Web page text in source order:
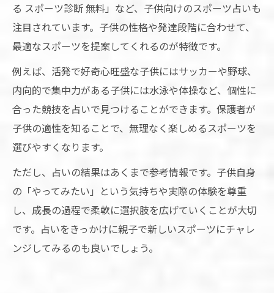
る スポーツ診断 無料」など、子供向けのスポーツ占いも
注目されています。子供の性格や発達段階に合わせて、
最適なスポーツを提案してくれるのが特徴です。
例えば、活発で好奇心旺盛な子供にはサッカーや野球、
内向的で集中力がある子供には水泳や体操など、個性に
合った競技を占いで見つけることができます。保護者が
子供の適性を知ることで、無理なく楽しめるスポーツを
選びやすくなります。
ただし、占いの結果はあくまで参考情報です。子供自身
の「やってみたい」という気持ちや実際の体験を尊重
し、成長の過程で柔軟に選択肢を広げていくことが大切
です。占いをきっかけに親子で新しいスポーツにチャレ
ンジしてみるのも良いでしょう。